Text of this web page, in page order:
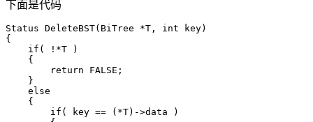
下面是代码
Status DeleteBST(BiTree *T, int key)
{
    if( !*T )
    {
        return FALSE;
    }
    else
    {
        if( key == (*T)->data )